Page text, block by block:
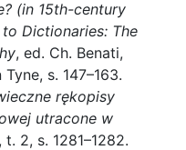
(in 15th-century
Dictionaries: The
, ed. Ch. Benati,
s. 147–163.
rękopisy
utracone w
, t. 2, s. 1281–1282.